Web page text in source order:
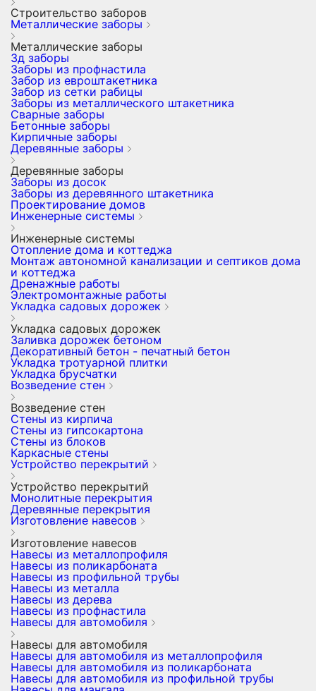
Строительство заборов
Металлические заборы
Металлические заборы
3д заборы
Заборы из профнастила
Забор из евроштакетника
Забор из сетки рабицы
Заборы из металлического штакетника
Сварные заборы
Бетонные заборы
Кирпичные заборы
Деревянные заборы
Деревянные заборы
Заборы из досок
Заборы из деревянного штакетника
Проектирование домов
Инженерные системы
Инженерные системы
Отопление дома и коттеджа
Монтаж автономной канализации и септиков дома
и коттеджа
Дренажные работы
Электромонтажные работы
Укладка садовых дорожек
Укладка садовых дорожек
Заливка дорожек бетоном
Декоративный бетон - печатный бетон
Укладка тротуарной плитки
Укладка брусчатки
Возведение стен
Возведение стен
Стены из кирпича
Стены из гипсокартона
Стены из блоков
Каркасные стены
Устройство перекрытий
Устройство перекрытий
Монолитные перекрытия
Деревянные перекрытия
Изготовление навесов
Изготовление навесов
Навесы из металлопрофиля
Навесы из поликарбоната
Навесы из профильной трубы
Навесы из металла
Навесы из дерева
Навесы из профнастила
Навесы для автомобиля
Навесы для автомобиля
Навесы для автомобиля из металлопрофиля
Навесы для автомобиля из поликарбоната
Навесы для автомобиля из профильной трубы